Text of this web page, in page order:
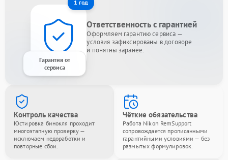
1 год
Гарантия от
сервиса
Ответственность с гарантией
Оформляем гарантию сервиса —
условия зафиксированы в договоре
и понятны заранее.
Контроль качества
Юстировка бинокля проходит
многоэтапную проверку —
исключаем недоработки и
повторные сбои.
Чёткие обязательства
Работа Nikon RemSupport
сопровождается прописанными
гарантийными условиями — без
размытых формулировок.